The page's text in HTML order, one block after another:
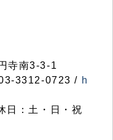
寺南3-3-1
3312-0723 / h
日：土・日・祝